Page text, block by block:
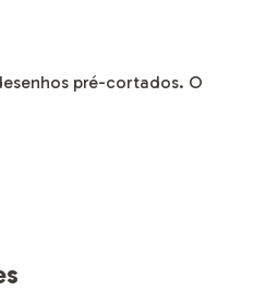
pré-cortados. O